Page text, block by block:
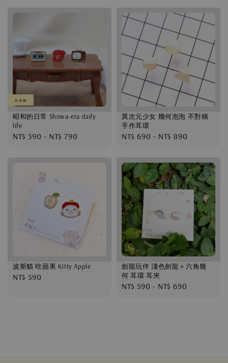
n e w
昭和的日常 Showa-era daily
life
Regular
NT$ 590 - NT$ 790
異次元少女 幾何泡泡 不對稱
手作耳環
Regular
NT$ 690 - NT$ 890
波斯貓 吃蘋果 Kitty Apple
Regular
NT$ 590
劍龍玩伴 淺色劍龍＋六角幾
何 耳環 耳夾
Regular
NT$ 590 - NT$ 690